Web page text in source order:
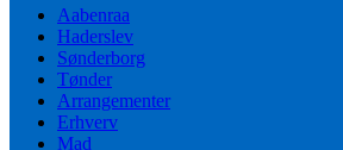
Aabenraa
Haderslev
Sønderborg
Tønder
Arrangementer
Erhverv
Mad